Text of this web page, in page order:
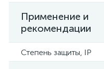
Применение и
рекомендации
Степень защиты, IP